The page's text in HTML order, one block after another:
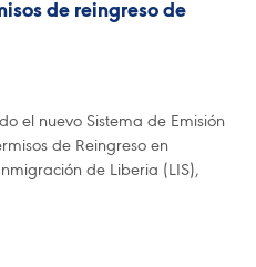
de reingreso de
el nuevo Sistema de Emisión
de Reingreso en
de Liberia (LIS),